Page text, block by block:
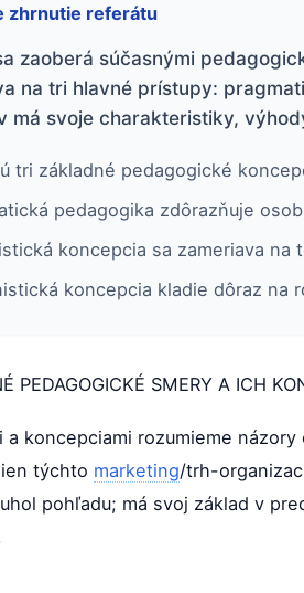
zhrnutie referátu
zaoberá súčasnými
na tri hlavné prístupy:
má svoje charakteristiky,
tri základné pedagogické
pedagogika zdôrazňuje
koncepcia sa zameriava
koncepcia kladie dôraz na
PEDAGOGICKÉ SMERY A ICH
a koncepciami rozumieme
týchto marketing/trh-
pohľadu; má svoj základ v